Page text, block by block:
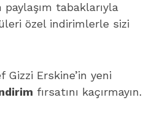
paylaşım tabaklarıyla
özel indirimlerle sizi
Gizzi Erskine’in yeni
fırsatını kaçırmayın.